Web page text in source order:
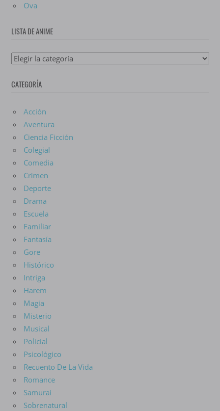
Ova
LISTA DE ANIME
Lista
Anime
CATEGORÍA
Acción
Aventura
Ciencia Ficción
Colegial
Comedia
Crimen
Deporte
Drama
Escuela
Familiar
Fantasía
Gore
Histórico
Intriga
Harem
Magia
Misterio
Musical
Policial
Psicológico
Recuento De La Vida
Romance
Samurai
Sobrenatural